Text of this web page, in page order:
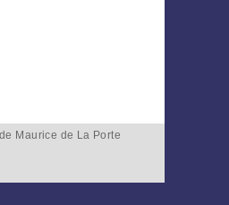
Maurice de La Porte